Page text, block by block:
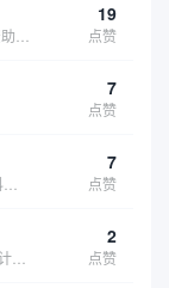
19
点赞
7
点赞
7
点赞
2
点赞